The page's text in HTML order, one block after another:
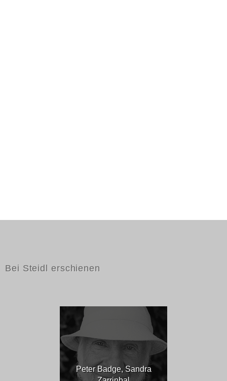
Bei Steidl erschienen
Peter Badge, Sandra